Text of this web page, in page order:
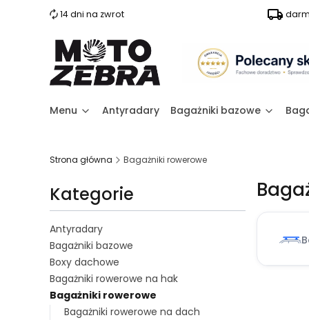
14 dni na zwrot
Menu Antyradary Bagażniki bazowe
Strona główna Bagażniki rowerowe
Kategorie
Antyradary
Bagażniki bazowe
Boxy dachowe
Bagażniki rowerowe na hak
Bagażniki rowerowe
Bagażniki rowerowe na dach